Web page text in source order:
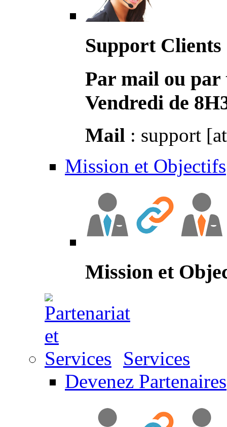
Support Clients
Par mail ou par
Vendredi de
Mail : support
Mission et Objectifs
Mission et
Services
Devenez Partenaires